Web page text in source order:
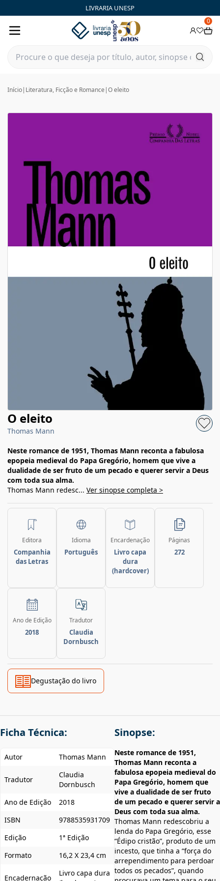
LIVRARIA UNESP
0
Início| Literatura, Ficção e Romance |O eleito
O eleito
Thomas Mann
Neste romance de 1951, Thomas Mann reconta a fabulosa
epopeia medieval do Papa Gregório, homem que vive a
dualidade de ser fruto de um pecado e querer servir a Deus
com toda sua alma.
Thomas Mann redesc... Ver sinopse completa >
Editora
Companhia
das Letras
Idioma
Português
Encardenação
Livro capa
dura
(hardcover)
Páginas
272
Ano de Edição
2018
Tradutor
Claudia
Dornbusch
Degustação do livro
Ficha Técnica:
Autor Thomas Mann
Tradutor
Claudia
Dornbusch
Ano de Edição
2018
ISBN
9788535931709
Edição
1ª Edição
Formato
16,2 X 23,4 cm
Encadernação
Livro capa dura
Sinopse:
Neste romance de 1951,
Thomas Mann reconta a
fabulosa epopeia medieval do
Papa Gregório, homem que
vive a dualidade de ser fruto
de um pecado e querer servir a
Deus com toda sua alma.
Thomas Mann redescobriu a
lenda do Papa Gregório, esse
“Édipo cristão”, produto de um
incesto, que tinha a “força do
arrependimento para perdoar
todos os pecados”, quando